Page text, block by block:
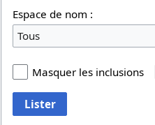
Espace de nom :
Tous
Masquer les inclusions
Lister